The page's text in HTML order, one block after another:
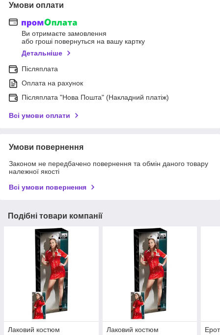
Умови оплати
Ви отримаєте замовлення
або гроші повернуться на вашу картку
Детальніше
Післяплата
Оплата на рахунок
Післяплата "Нова Пошта" (Накладний платіж)
Всі умови оплати
Умови повернення
Законом не передбачено повернення та обмін даного товару
належної якості
Всі умови повернення
Подібні товари компанії
Лаковий костюм
Лаковий костюм